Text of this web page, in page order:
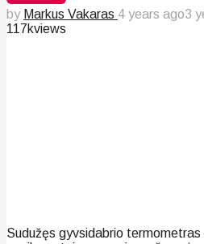
by Markus Vakaras 4 years ago3
117kviews
Sudužęs gyvsidabrio